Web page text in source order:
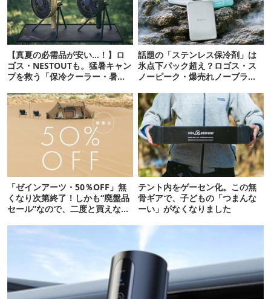
【真夏の必需品が安い…！】ロ
ゴス・NESTOUTも。猛暑キャン
プを救う「保冷クーラー・暑さ
話題の「ステンレス保冷剤」は
氷点下パック超え？ロゴス・ス
ノーピーク・爆売れノーブラン
「ゼインアーツ・50％OFF」無
くなり次第終了！しかも“廃盤品
セール”なので、二度と買えない
テント内をゲーセン化。この無
骨ギアで、子どもの「つまんな
ーい」がなくなりました